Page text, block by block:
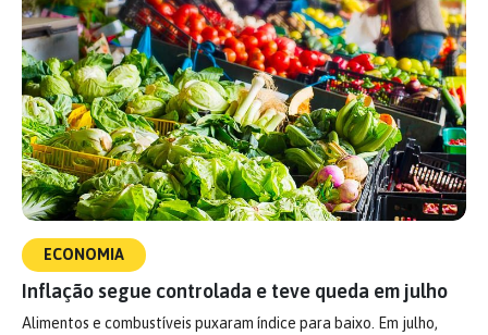
ECONOMIA
Inflação segue controlada e teve queda em julho
Alimentos e combustíveis puxaram índice para baixo. Em julho,